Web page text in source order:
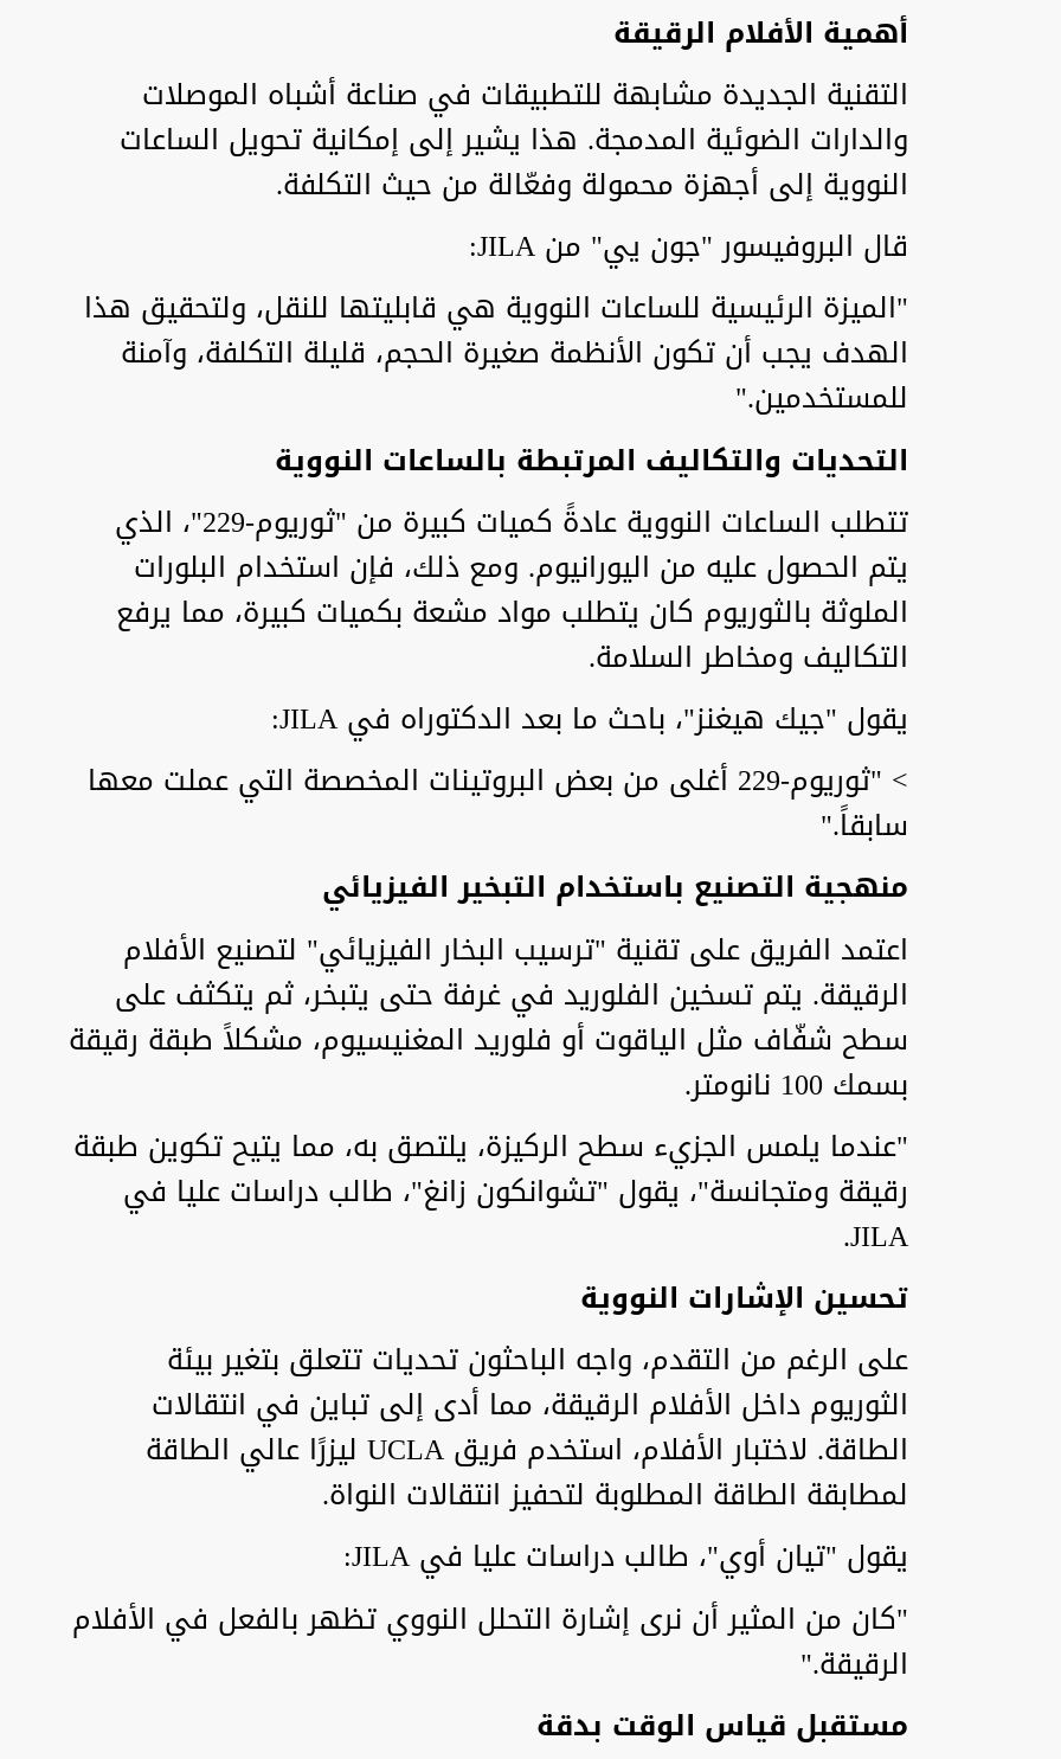
أهمية الأفلام الرقيقة
التقنية الجديدة مشابهة للتطبيقات في صناعة أشباه الموصلات
والدارات الضوئية المدمجة. هذا يشير إلى إمكانية تحويل الساعات
النووية إلى أجهزة محمولة وفعّالة من حيث التكلفة.
قال البروفيسور "جون يي" من JILA:
"الميزة الرئيسية للساعات النووية هي قابليتها للنقل، ولتحقيق هذا
الهدف يجب أن تكون الأنظمة صغيرة الحجم، قليلة التكلفة، وآمنة
للمستخدمين."
التحديات والتكاليف المرتبطة بالساعات النووية
تتطلب الساعات النووية عادةً كميات كبيرة من "ثوريوم-229"، الذي
يتم الحصول عليه من اليورانيوم. ومع ذلك، فإن استخدام البلورات
الملوثة بالثوريوم كان يتطلب مواد مشعة بكميات كبيرة، مما يرفع
التكاليف ومخاطر السلامة.
يقول "جيك هيغنز"، باحث ما بعد الدكتوراه في JILA:
> "ثوريوم-229 أغلى من بعض البروتينات المخصصة التي عملت معها
سابقاً."
منهجية التصنيع باستخدام التبخير الفيزيائي
اعتمد الفريق على تقنية "ترسيب البخار الفيزيائي" لتصنيع الأفلام
الرقيقة. يتم تسخين الفلوريد في غرفة حتى يتبخر، ثم يتكثف على
سطح شفّاف مثل الياقوت أو فلوريد المغنيسيوم، مشكلاً طبقة رقيقة
بسمك 100 نانومتر.
"عندما يلمس الجزيء سطح الركيزة، يلتصق به، مما يتيح تكوين طبقة
رقيقة ومتجانسة"، يقول "تشوانكون زانغ"، طالب دراسات عليا في
JILA.
تحسين الإشارات النووية
على الرغم من التقدم، واجه الباحثون تحديات تتعلق بتغير بيئة
الثوريوم داخل الأفلام الرقيقة، مما أدى إلى تباين في انتقالات
الطاقة. لاختبار الأفلام، استخدم فريق UCLA ليزرًا عالي الطاقة
لمطابقة الطاقة المطلوبة لتحفيز انتقالات النواة.
يقول "تيان أوي"، طالب دراسات عليا في JILA:
"كان من المثير أن نرى إشارة التحلل النووي تظهر بالفعل في الأفلام
الرقيقة."
مستقبل قياس الوقت بدقة